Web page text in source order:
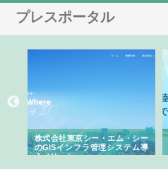
プレスポータル
株式会社東京シー・エム・シー
のGISインフラ管理システム導
入メリット